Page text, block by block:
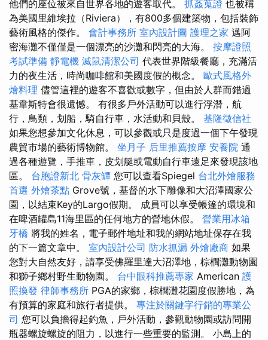
他們的座位被來自世界各地的遊客取代。 抓姦蒐證 也被稱
為美國里維埃拉（Riviera），有800多個建築物，包括裝飾
藝術風格的傑作。 會計事務所 室內設計圖 護理之家 邁阿
密海灘不僅僅是一個漂亮的沙灘和閃亮的大海。 按摩證照
考試準備 靜電機 滅鼠清潔公司 代表世界階級餐廳，充滿活
力的夜生活，時尚咖啡館和美國度假的概念。 歐式風格外
燴料理 儘管這裡的遊客不喜歡或數字，但由於人群而錯過
基韋斯特會很遺憾。 有很多戶外活動可以進行浮潛，航
行，鳥類，划船，騎自行車，水活動和貝殼。 基隆徵信社
如果您想參加文化休息，可以參觀或只是度過一個下午發現
農貿市場的藝術博物館。 坐月子 后里推薦按摩 安養院 通
過各種遊覽，手推車，皮划艇或電動自行車遠足來發現該地
區。 台胞證新北 骨灰罈 您可以查看Spiegel 台北外燴服務
首選 外燴茶點 Grove號，基督的水下雕像和大沼澤國家公
園，以結束Key的Largo假期。 成員可以享受帳篷的環境和
在啤酒罐島11海里區的任何地方的營地休假。 營業用冰箱
牙橋 將我的姓名，電子郵件地址和我的網站地址保存在我
的下一篇文章中。 室內設計公司 防水抓漏 外燴廠商 如果
您對大自然友好，請享受佛羅里達大沼澤地，棕櫚灘動物園
和獅子鄉村野生動物園。 台中眼科推薦專家 American 護
照換發 律師事務所 PGA的家鄉，棕櫚灘花園度假勝地，為
有預算的家庭和旅行者提供。 專注於關鍵字行銷的專業公
司 您可以負擔得起釣魚，戶外活動，參觀動物園或訪問開
瓶器螺旋螺旋的阻力，以進行一些重要的監測。 小島上的